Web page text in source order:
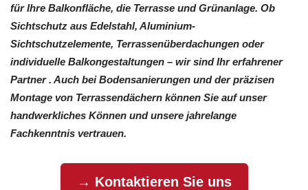
für Ihre Balkonfläche, die Terrasse und Grünanlage. Ob
Sichtschutz aus Edelstahl, Aluminium-
Sichtschutzelemente, Terrassenüberdachungen oder
individuelle Balkongestaltungen – wir sind Ihr erfahrener
Partner . Auch bei Bodensanierungen und der präzisen
Montage von Terrassendächern können Sie auf unser
handwerkliches Können und unsere jahrelange
Fachkenntnis vertrauen.
→ Kontaktieren Sie uns